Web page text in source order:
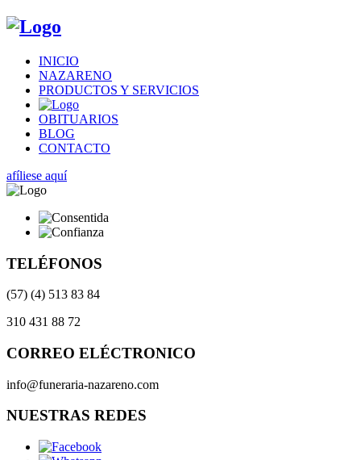
INICIO
NAZARENO
PRODUCTOS Y SERVICIOS
OBITUARIOS
BLOG
CONTACTO
afíliese aquí
TELÉFONOS
(57) (4) 513 83 84
310 431 88 72
CORREO ELÉCTRONICO
info@funeraria-nazareno.com
NUESTRAS REDES